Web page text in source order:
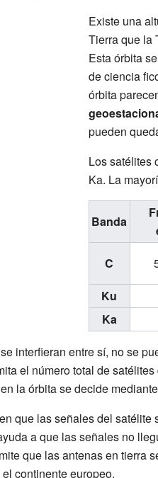
Existe una
Tierra que la
Esta órbita
de ciencia
órbita
pueden
Los satélites
Ka. La
Banda
C
Ku
Ka
interfieran entre sí, no se
el número total de
la órbita se decide
que las señales del
a que las señales no
que las antenas en tierra
continente europeo.